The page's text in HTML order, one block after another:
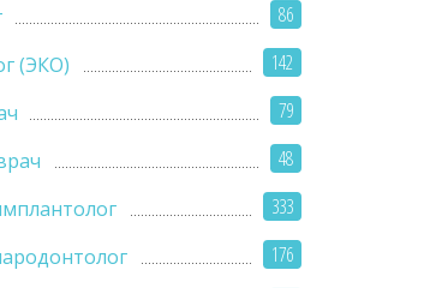
86
142
(ЭКО)
79
48
333
176